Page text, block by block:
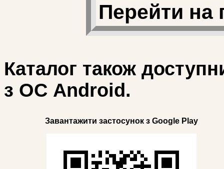
Перейти на
Каталог також
з ОС Android.
Завантажити застосунок з Google Play